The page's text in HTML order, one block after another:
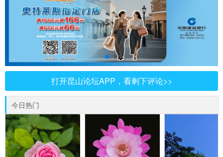
打开昆山论坛APP，看剩下评论>>
今日热门